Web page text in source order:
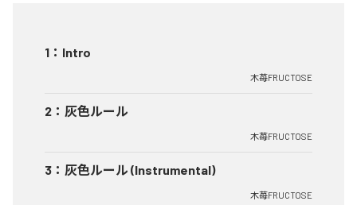
1 ： Intro
木苺FRUCTOSE
2 ： 灰色ルール
木苺FRUCTOSE
3 ： 灰色ルール (Instrumental)
木苺FRUCTOSE